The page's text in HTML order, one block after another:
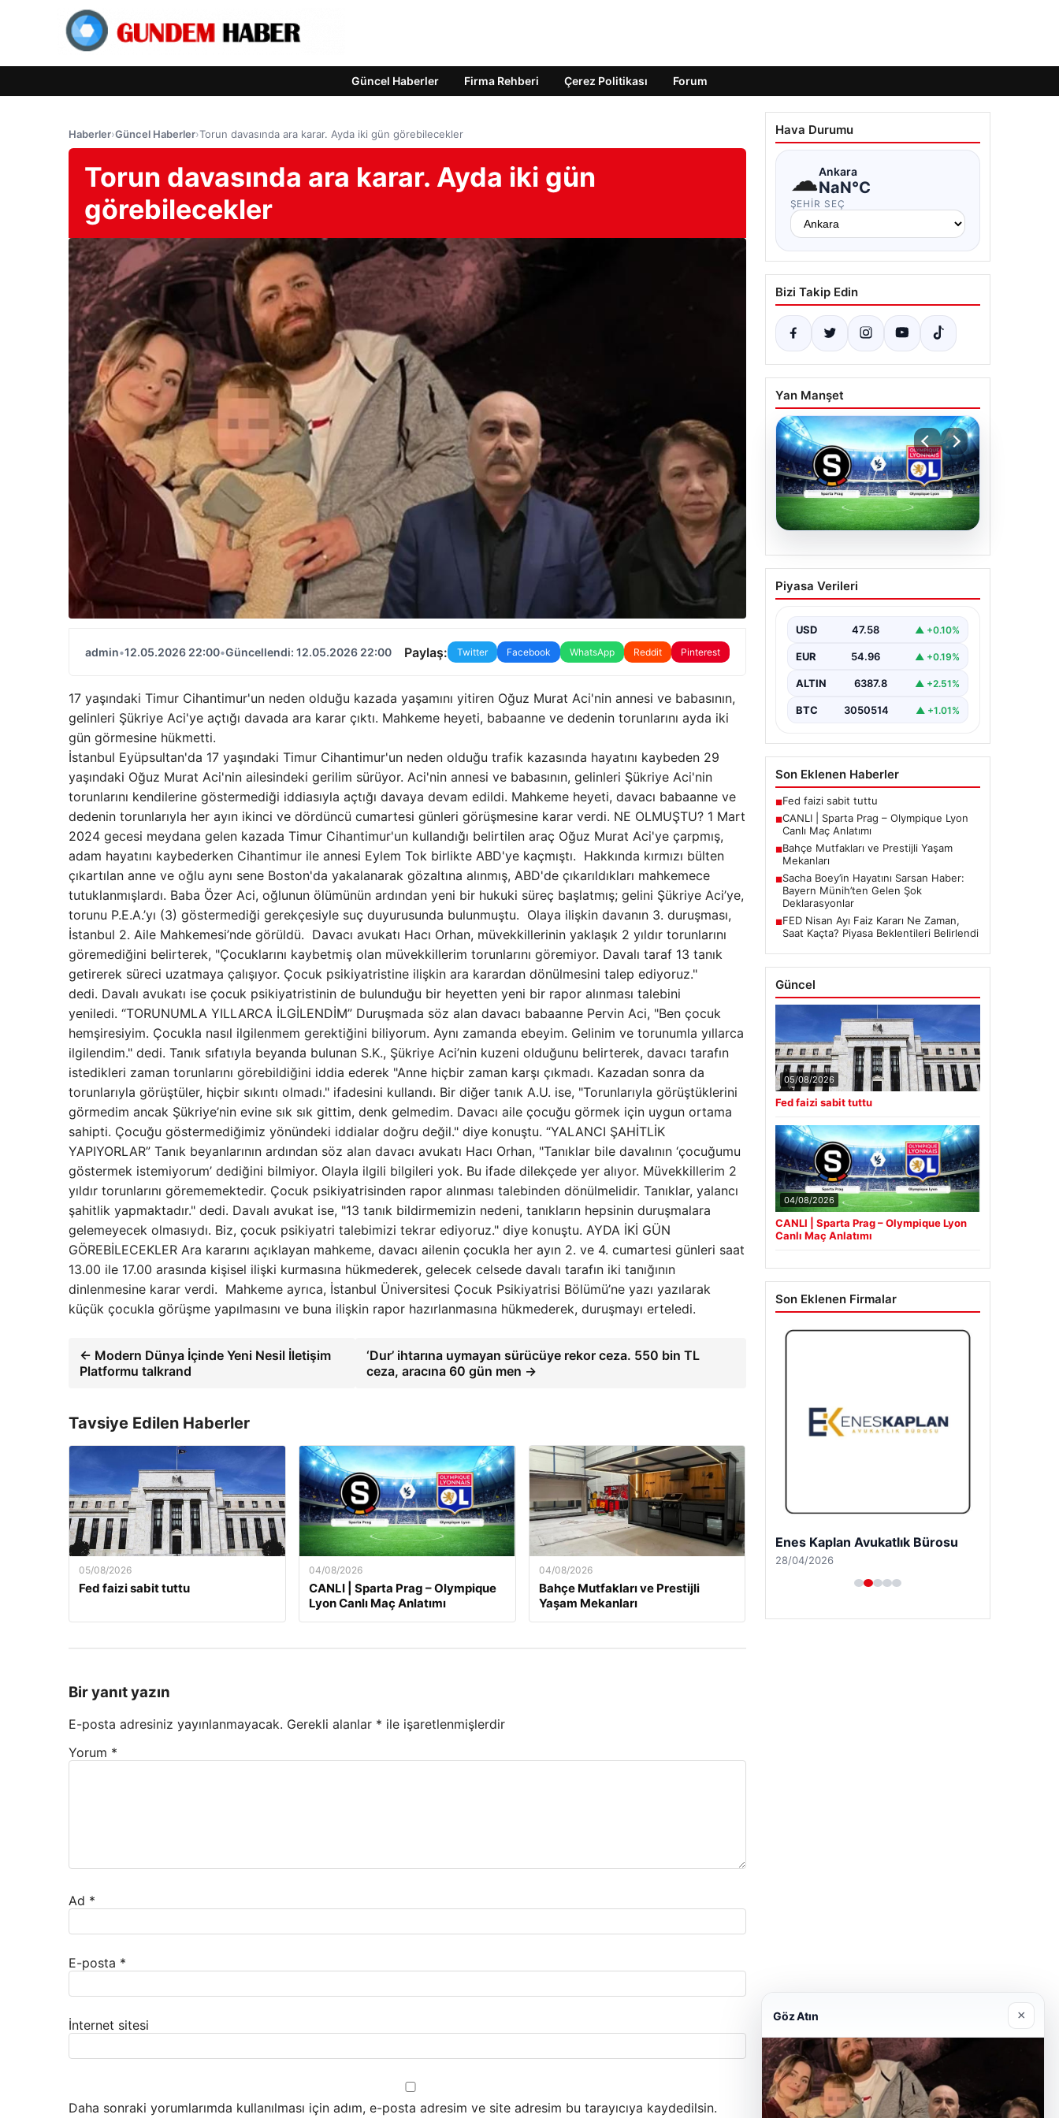
Güncel Haberler Firma Rehberi Çerez Politikası Forum
Haberler›Güncel Haberler›Torun davasında ara karar. Ayda iki gün görebilecekler
Torun davasında ara karar. Ayda iki gün
görebilecekler
admin•12.05.2026 22:00•Güncellendi: 12.05.2026 22:00 Paylaş: Twitter Facebook WhatsApp Reddit Pinterest
17 yaşındaki Timur Cihantimur'un neden olduğu kazada yaşamını yitiren Oğuz Murat Aci'nin annesi ve babasının,
gelinleri Şükriye Aci'ye açtığı davada ara karar çıktı. Mahkeme heyeti, babaanne ve dedenin torunlarını ayda iki
gün görmesine hükmetti.
İstanbul Eyüpsultan'da 17 yaşındaki Timur Cihantimur'un neden olduğu trafik kazasında hayatını kaybeden 29
yaşındaki Oğuz Murat Aci'nin ailesindeki gerilim sürüyor. Aci'nin annesi ve babasının, gelinleri Şükriye Aci'nin
torunlarını kendilerine göstermediği iddiasıyla açtığı davaya devam edildi. Mahkeme heyeti, davacı babaanne ve
dedenin torunlarıyla her ayın ikinci ve dördüncü cumartesi günleri görüşmesine karar verdi. NE OLMUŞTU? 1 Mart
2024 gecesi meydana gelen kazada Timur Cihantimur'un kullandığı belirtilen araç Oğuz Murat Aci'ye çarpmış,
adam hayatını kaybederken Cihantimur ile annesi Eylem Tok birlikte ABD'ye kaçmıştı. Hakkında kırmızı bülten
çıkartılan anne ve oğlu aynı sene Boston'da yakalanarak gözaltına alınmış, ABD'de çıkarıldıkları mahkemece
tutuklanmışlardı. Baba Özer Aci, oğlunun ölümünün ardından yeni bir hukuki süreç başlatmış; gelini Şükriye Aci’ye,
torunu P.E.A.’yı (3) göstermediği gerekçesiyle suç duyurusunda bulunmuştu. Olaya ilişkin davanın 3. duruşması,
İstanbul 2. Aile Mahkemesi’nde görüldü. Davacı avukatı Hacı Orhan, müvekkillerinin yaklaşık 2 yıldır torunlarını
göremediğini belirterek, "Çocuklarını kaybetmiş olan müvekkillerim torunlarını göremiyor. Davalı taraf 13 tanık
getirerek süreci uzatmaya çalışıyor. Çocuk psikiyatristine ilişkin ara karardan dönülmesini talep ediyoruz."
dedi. Davalı avukatı ise çocuk psikiyatristinin de bulunduğu bir heyetten yeni bir rapor alınması talebini
yeniledi. “TORUNUMLA YILLARCA İLGİLENDİM” Duruşmada söz alan davacı babaanne Pervin Aci, "Ben çocuk
hemşiresiyim. Çocukla nasıl ilgilenmem gerektiğini biliyorum. Aynı zamanda ebeyim. Gelinim ve torunumla yıllarca
ilgilendim." dedi. Tanık sıfatıyla beyanda bulunan S.K., Şükriye Aci’nin kuzeni olduğunu belirterek, davacı tarafın
istedikleri zaman torunlarını görebildiğini iddia ederek "Anne hiçbir zaman karşı çıkmadı. Kazadan sonra da
torunlarıyla görüştüler, hiçbir sıkıntı olmadı." ifadesini kullandı. Bir diğer tanık A.U. ise, "Torunlarıyla görüştüklerini
görmedim ancak Şükriye’nin evine sık sık gittim, denk gelmedim. Davacı aile çocuğu görmek için uygun ortama
sahipti. Çocuğu göstermediğimiz yönündeki iddialar doğru değil." diye konuştu. “YALANCI ŞAHİTLİK
YAPIYORLAR” Tanık beyanlarının ardından söz alan davacı avukatı Hacı Orhan, "Tanıklar bile davalının ‘çocuğumu
göstermek istemiyorum’ dediğini bilmiyor. Olayla ilgili bilgileri yok. Bu ifade dilekçede yer alıyor. Müvekkillerim 2
yıldır torunlarını görememektedir. Çocuk psikiyatrisinden rapor alınması talebinden dönülmelidir. Tanıklar, yalancı
şahitlik yapmaktadır." dedi. Davalı avukat ise, "13 tanık bildirmemizin nedeni, tanıkların hepsinin duruşmalara
gelemeyecek olmasıydı. Biz, çocuk psikiyatri talebimizi tekrar ediyoruz." diye konuştu. AYDA İKİ GÜN
GÖREBİLECEKLER Ara kararını açıklayan mahkeme, davacı ailenin çocukla her ayın 2. ve 4. cumartesi günleri saat
13.00 ile 17.00 arasında kişisel ilişki kurmasına hükmederek, gelecek celsede davalı tarafın iki tanığının
dinlenmesine karar verdi. Mahkeme ayrıca, İstanbul Üniversitesi Çocuk Psikiyatrisi Bölümü’ne yazı yazılarak
küçük çocukla görüşme yapılmasını ve buna ilişkin rapor hazırlanmasına hükmederek, duruşmayı erteledi.
← Modern Dünya İçinde Yeni Nesil İletişim
Platformu talkrand
‘Dur’ ihtarına uymayan sürücüye rekor ceza. 550 bin TL
ceza, aracına 60 gün men →
Tavsiye Edilen Haberler
05/08/2026
Fed faizi sabit tuttu
04/08/2026
CANLI | Sparta Prag – Olympique
Lyon Canlı Maç Anlatımı
04/08/2026
Bahçe Mutfakları ve Prestijli
Yaşam Mekanları
Bir yanıt yazın
E-posta adresiniz yayınlanmayacak. Gerekli alanlar * ile işaretlenmişlerdir
Yorum *
Ad *
E-posta *
İnternet sitesi
Daha sonraki yorumlarımda kullanılması için adım, e-posta adresim ve site adresim bu tarayıcıya kaydedilsin.
Hava Durumu
☁Ankara
NaN°C
ŞEHIR SEÇ
Bizi Takip Edin
Yan Manşet
04.08.2026
CANLI | Sparta Prag –
Olympique Lyon Canlı
Piyasa Verileri
USD 47.58 ▲ +0.10%
EUR 54.96 ▲ +0.19%
ALTIN 6387.8 ▲ +2.51%
BTC 3050514 ▲ +1.01%
Son Eklenen Haberler
■Fed faizi sabit tuttu
■CANLI | Sparta Prag – Olympique Lyon
Canlı Maç Anlatımı
■Bahçe Mutfakları ve Prestijli Yaşam
Mekanları
■Sacha Boey’in Hayatını Sarsan Haber:
Bayern Münih’ten Gelen Şok
Deklarasyonlar
■FED Nisan Ayı Faiz Kararı Ne Zaman,
Saat Kaçta? Piyasa Beklentileri Belirlendi
Güncel
05/08/2026
Fed faizi sabit tuttu
04/08/2026
CANLI | Sparta Prag – Olympique Lyon
Canlı Maç Anlatımı
Son Eklenen Firmalar
Enes Kaplan Avukatlık Bürosu
28/04/2026
Göz Atın ×